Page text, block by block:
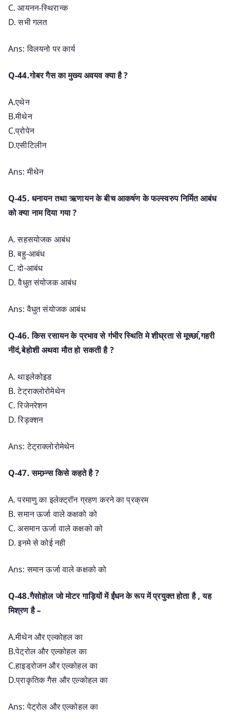
C. आयनन-स्थिरान्क
D. सभी गलत
Ans: विलयनो पर कार्य
Q-44.गोबर गैस का मुख्य अवयव क्या है ?
A.एथेन
B.मीथेन
C.प्रोपेन
D.एसीटिलीन
Ans: मीथेन
Q-45. धनायन तथा ऋणायन के बीच आकष॔ण के फल्स्वरुप निर्मित आबंध
को क्या नाम दिया गया ?
A. सहसयोजक आबंध
B. बहु-आबंध
C. दो-आबंध
D. वैधुत संयोजक आबंध
Ans: वैधुत संयोजक आबंध
Q-46. किस रसायन के प्रभाव से ग॑भीर स्थिति मे शीघ्रता से मूच्छा॔,गहरी
नीदं,बेहोशी अथवा मौत हो सकती है ?
A. थाइलेकोइड
B. टेट्राक्लोरोमेथेन
C. रिजेनरेशन
D. रिड्क्शन
Ans: टेट्राक्लोरोमेथेन
Q-47. समभ्र्न्स किसे कहते है ?
A. परमाणु का इलेक्ट्रॉन ग्रहण करने का प्रक्रम
B. समान ऊर्जा वाले कक्षको को
C. असमान ऊर्जा वाले कक्षको को
D. इनमे से कोई नही
Ans: समान ऊर्जा वाले कक्षको को
Q-48.गैसोहोल जो मोटर गाड़ियों में ईंधन के रूप में प्रयुक्त होता है , यह
मिश्रण है –
A.मीथेन और एल्कोहल का
B.पेट्रोल और एल्कोहल का
C.हाइड्रोजन और एल्कोहल का
D.प्राकृतिक गैस और एल्कोहल का
Ans: पेट्रोल और एल्कोहल का